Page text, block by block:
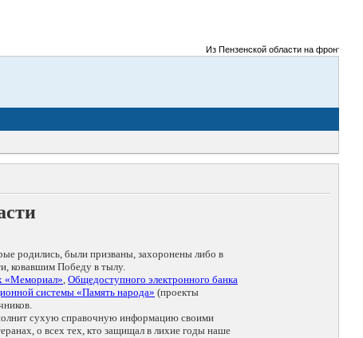
Из Пензенской области на фронты
родились, были призваны, захоронены либо в
ковавшим Победу в тылу.
«Мемориал», Общедоступного электронного банка
системы «Память народа» (проекты
сухую справочную информацию своими
о всех тех, кто защищал в лихие годы наше